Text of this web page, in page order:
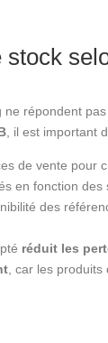
stock
ne répondent
, il est important
de vente pour
en fonction des
des
réduit les
, car les